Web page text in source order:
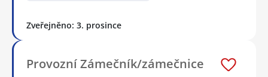
Zveřejněno: 3. prosince
Provozní Zámečník/zámečnice